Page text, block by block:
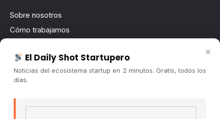
Sobre nosotros
Cómo trabajamos
Contacto
Publicidad
×
El Daily Shot Startupero
Noticias del ecosistema startup en 2 minutos. Gratis, todos los
días.